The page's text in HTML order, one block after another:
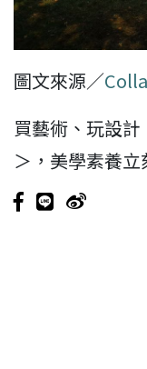
圖文來源／
買藝術、玩設
＞，美學素養立